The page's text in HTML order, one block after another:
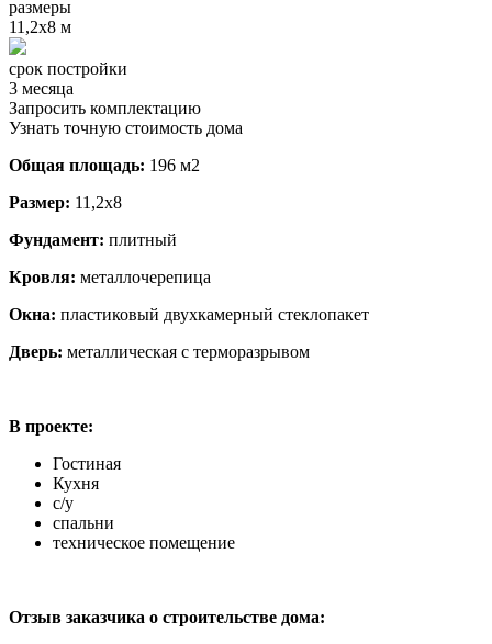
размеры
11,2х8 м
срок постройки
3 месяца
Запросить комплектацию
Узнать точную стоимость дома
Общая площадь: 196 м2
Размер: 11,2х8
Фундамент: плитный
Кровля: металлочерепица
Окна: пластиковый двухкамерный стеклопакет
Дверь: металлическая с терморазрывом
В проекте:
Гостиная
Кухня
с/у
спальни
техническое помещение
Отзыв заказчика о строительстве дома: